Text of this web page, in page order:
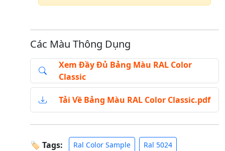
Các Màu Thông Dụng
Xem Đầy Đủ Bảng Màu RAL Color
Classic
Tải Về Bảng Màu RAL Color Classic.pdf
🏷 Tags: Ral Color Sample
Ral 5024